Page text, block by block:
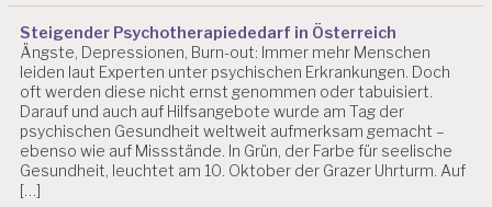
EI
T
E
R
B
IL
D
U
N
G
Steigender Psychotherapiededarf in Österreich
Ängste, Depressionen, Burn-out: Immer mehr Menschen
leiden laut Experten unter psychischen Erkrankungen. Doch
oft werden diese nicht ernst genommen oder tabuisiert.
Darauf und auch auf Hilfsangebote wurde am Tag der
psychischen Gesundheit weltweit aufmerksam gemacht –
ebenso wie auf Missstände. In Grün, der Farbe für seelische
Gesundheit, leuchtet am 10. Oktober der Grazer Uhrturm. Auf
[…]